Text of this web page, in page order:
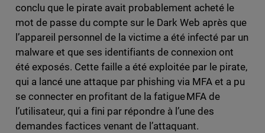
conclu que le pirate avait probablement acheté le
mot de passe du compte sur le Dark Web après que
l’appareil personnel de la victime a été infecté par un
malware et que ses identifiants de connexion ont
été exposés. Cette faille a été exploitée par le pirate,
qui a lancé une attaque par phishing via MFA et a pu
se connecter en profitant de la fatigue MFA de
l’utilisateur, qui a fini par répondre à l’une des
demandes factices venant de l’attaquant.